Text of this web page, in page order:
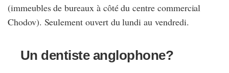
(immeubles de bureaux à côté du centre commercial
Chodov). Seulement ouvert du lundi au vendredi.
Un dentiste anglophone?